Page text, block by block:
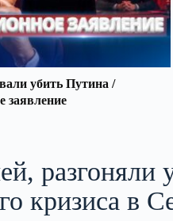
убить Путина /
заявление
разгоняли
кризиса в